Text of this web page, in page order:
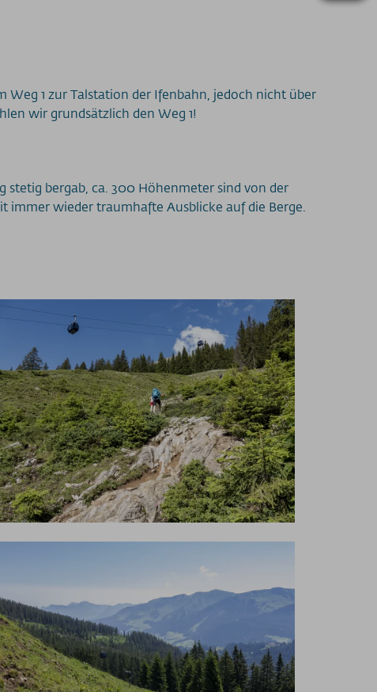
1 zur Talstation der Ifenbahn, jedoch nicht über
wir grundsätzlich den Weg 1!
stetig bergab, ca. 300 Höhenmeter sind von der
wieder traumhafte Ausblicke auf die Berge.